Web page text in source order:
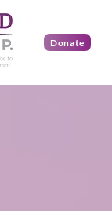
Donate